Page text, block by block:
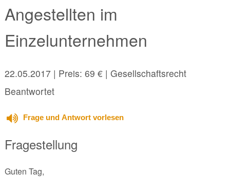
Angestellten im
Einzelunternehmen
22.05.2017| Preis: 69 € | Gesellschaftsrecht
Beantwortet
Frage und Antwort vorlesen
Fragestellung
Guten Tag,